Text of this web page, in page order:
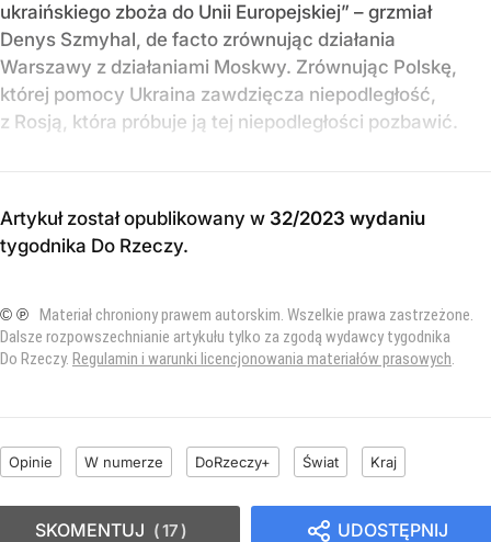
ukraińskiego zboża do Unii Europejskiej” – grzmiał
Denys Szmyhal, de facto zrównując działania
Warszawy z działaniami Moskwy. Zrównując Polskę,
której pomocy Ukraina zawdzięcza niepodległość,
z Rosją, która próbuje ją tej niepodległości pozbawić.
Artykuł został opublikowany w 32/2023 wydaniu
tygodnika Do Rzeczy.
© ℗
Materiał chroniony prawem autorskim. Wszelkie prawa zastrzeżone.
Dalsze rozpowszechnianie artykułu tylko za zgodą wydawcy tygodnika
Do Rzeczy. Regulamin i warunki licencjonowania materiałów prasowych.
Opinie W numerze DoRzeczy+ Świat Kraj
UDOSTĘPNIJ
SKOMENTUJ 17